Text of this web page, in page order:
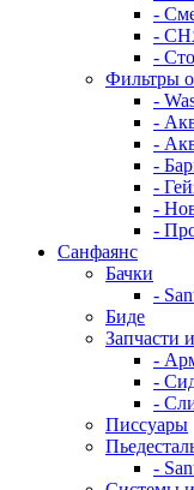
-
-
-
Фильтры
-
-
-
-
-
-
-
Санфаянс
Бачки
-
Биде
Запчасти
-
-
-
Писсуары
-